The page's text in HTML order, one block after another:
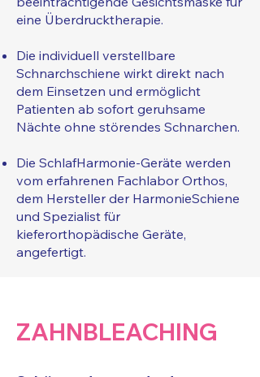
eine Überdrucktherapie.
Die individuell verstellbare
Schnarchschiene wirkt direkt nach
dem Einsetzen und ermöglicht
Patienten ab sofort geruhsame
Nächte ohne störendes Schnarchen.
Die SchlafHarmonie-Geräte werden
vom erfahrenen Fachlabor Orthos,
dem Hersteller der HarmonieSchiene
und Spezialist für
kieferorthopädische Geräte,
angefertigt.
ZAHNBLEACHING